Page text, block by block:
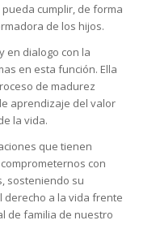
cumplir, de forma
de los hijos.
en dialogo con la
en esta función. Ella
de madurez
aprendizaje del valor
la vida.
que tienen
con
sosteniendo su
derecho a la vida frente
de familia de nuestro